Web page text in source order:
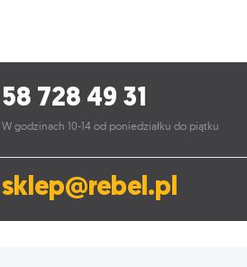
58 728 49 31
W godzinach 10-14 od poniedziałku do piątku
sklep@rebel.pl